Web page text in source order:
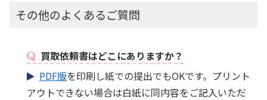
その他のよくあるご質問
買取依頼書はどこにありますか？
PDF版を印刷し紙での提出でもOKです。プリント
アウトできない場合は白紙に同内容をご記入いただ